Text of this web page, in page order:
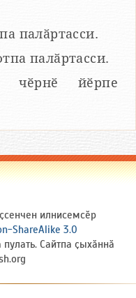
палӑртасси.
палӑртасси.
чӗрнӗ йӗрпе
илнисемсӗр
ShareAlike 3.0
Сайтпа ҫыхӑннӑ